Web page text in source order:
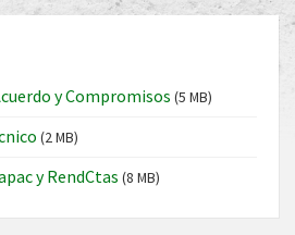
y Compromisos (5 MB)
(2 MB)
y RendCtas (8 MB)